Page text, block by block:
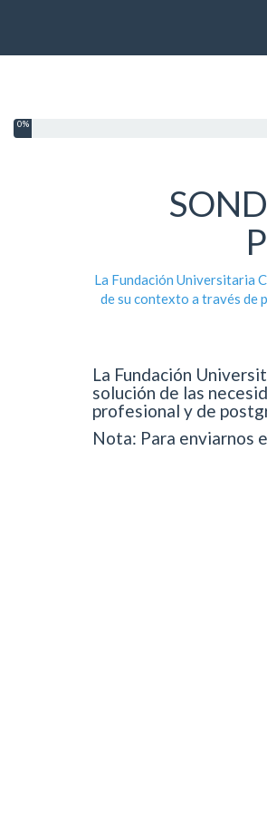
0%
La Fundación Universitaria
de su contexto a través de
La Fundación
solución de las
profesional y de
Nota: Para enviarnos